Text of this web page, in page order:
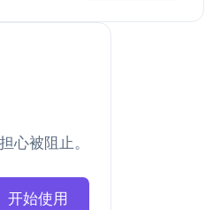
心被阻止。
开始使用